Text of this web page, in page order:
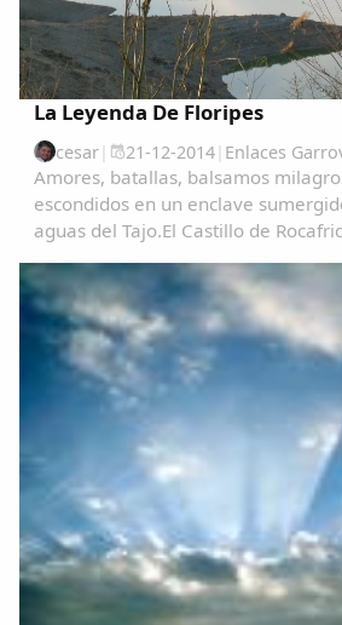
La Leyenda De Floripes
cesar| 21-12-2014| Enlaces
Amores, batallas, balsamos
escondidos en un enclave
aguas del Tajo.El Castillo de
sobre los restos de otra romana